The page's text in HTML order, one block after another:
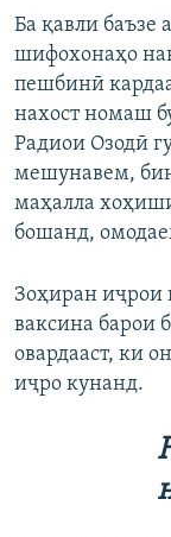
Ба қавли баъзе
шифохонаҳо
пешбинӣ
нахост номаш
Радиои Озодӣ
мешунавем,
маҳалла
бошанд,
Зоҳиран иҷрои
ваксина барои
овардааст, ки
иҷро кунанд.